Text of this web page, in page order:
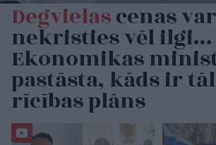
Degvielascenas var
nekristies vēl ilgi…
Ekonomikas
pastāsta, kāds ir
rīcības plāns